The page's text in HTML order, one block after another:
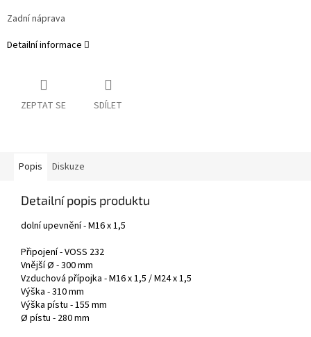
Zadní náprava
Detailní informace
ZEPTAT SE SDÍLET
Popis Diskuze
Detailní popis produktu
dolní upevnění - M16 x 1,5
Připojení - VOSS 232
Vnější Ø - 300 mm
Vzduchová přípojka - M16 x 1,5 / M24 x 1,5
Výška - 310 mm
Výška pístu - 155 mm
Ø pístu - 280 mm